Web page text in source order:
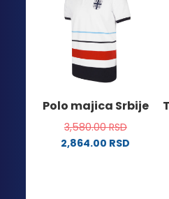
varijanti.
Opcije
mogu
biti
izabrane
stranici
proizvoda.
Polo majica Srbije
3,580.00RSD
2,864.00 RSD